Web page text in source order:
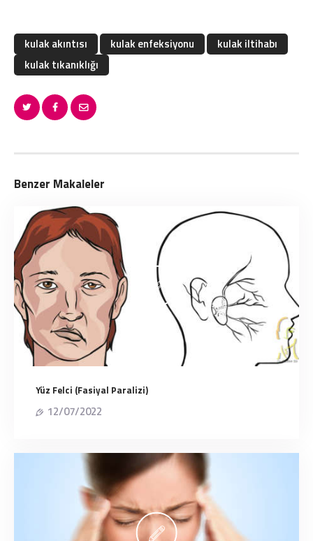
kulak akıntısı kulak enfeksiyonu
kulak iltihabı
kulak tıkanıklığı
Benzer Makaleler
Yüz Felci (Fasiyal Paralizi)
12/07/2022